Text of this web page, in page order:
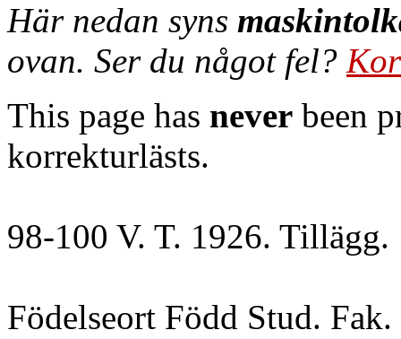
Här nedan syns
ovan. Ser du något fel?
This page has never been
korrekturlästs.
98-100 V. T. 1926. Tillägg.
Födelseort Född Stud. Fak.